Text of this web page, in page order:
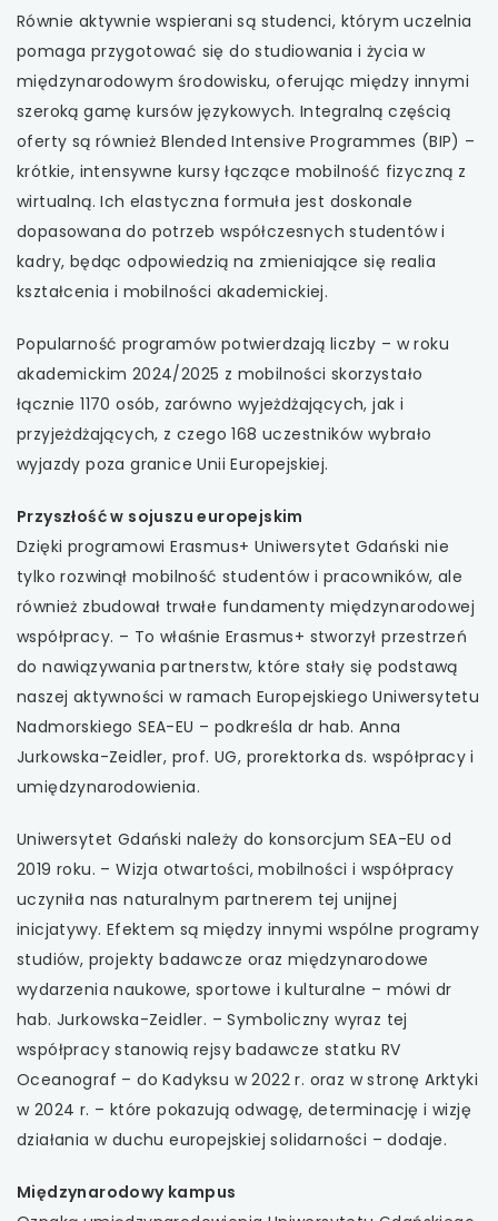
Równie aktywnie wspierani są studenci, którym uczelnia
pomaga przygotować się do studiowania i życia w
międzynarodowym środowisku, oferując między innymi
szeroką gamę kursów językowych. Integralną częścią
oferty są również Blended Intensive Programmes (BIP) –
krótkie, intensywne kursy łączące mobilność fizyczną z
wirtualną. Ich elastyczna formuła jest doskonale
dopasowana do potrzeb współczesnych studentów i
kadry, będąc odpowiedzią na zmieniające się realia
kształcenia i mobilności akademickiej.
Popularność programów potwierdzają liczby – w roku
akademickim 2024/2025 z mobilności skorzystało
łącznie 1170 osób, zarówno wyjeżdżających, jak i
przyjeżdżających, z czego 168 uczestników wybrało
wyjazdy poza granice Unii Europejskiej.
Przyszłość w sojuszu europejskim
Dzięki programowi Erasmus+ Uniwersytet Gdański nie
tylko rozwinął mobilność studentów i pracowników, ale
również zbudował trwałe fundamenty międzynarodowej
współpracy. – To właśnie Erasmus+ stworzył przestrzeń
do nawiązywania partnerstw, które stały się podstawą
naszej aktywności w ramach Europejskiego Uniwersytetu
Nadmorskiego SEA-EU – podkreśla dr hab. Anna
Jurkowska-Zeidler, prof. UG, prorektorka ds. współpracy i
umiędzynarodowienia.
Uniwersytet Gdański należy do konsorcjum SEA-EU od
2019 roku. – Wizja otwartości, mobilności i współpracy
uczyniła nas naturalnym partnerem tej unijnej
inicjatywy. Efektem są między innymi wspólne programy
studiów, projekty badawcze oraz międzynarodowe
wydarzenia naukowe, sportowe i kulturalne – mówi dr
hab. Jurkowska-Zeidler. – Symboliczny wyraz tej
współpracy stanowią rejsy badawcze statku RV
Oceanograf – do Kadyksu w 2022 r. oraz w stronę Arktyki
w 2024 r. – które pokazują odwagę, determinację i wizję
działania w duchu europejskiej solidarności – dodaje.
Międzynarodowy kampus